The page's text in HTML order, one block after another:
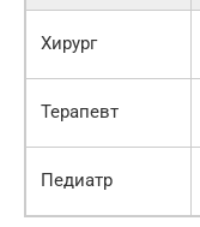
Хирург
Терапевт
Педиатр